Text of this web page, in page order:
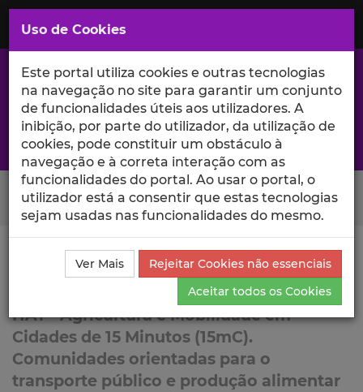
Saltar
para
Conteúdo
Principal
A excelência da investigação e ciência no Iscte
Search Button
Ciência_Iscte Lista de Projetos Projeto
HAT - Agricultura e Mobilidade em
Cidades de 15 Minutos (15mC).
Comunidades orientadas para o
transporte público e produção alimentar
Uso de Cookies
Este portal utiliza cookies e outras tecnologias
na navegação no site para garantir um conjunto
de funcionalidades úteis aos utilizadores. A
inibição, por parte do utilizador, da utilização de
cookies, pode constituir um obstáculo à
navegação e à correta interação com as
funcionalidades do portal. Ao usar o portal, o
utilizador está a consentir que estas tecnologias
sejam usadas nas funcionalidades do mesmo.
Ver Mais
Rejeitar Cookies não essenciais
Aceitar todos os Cookies